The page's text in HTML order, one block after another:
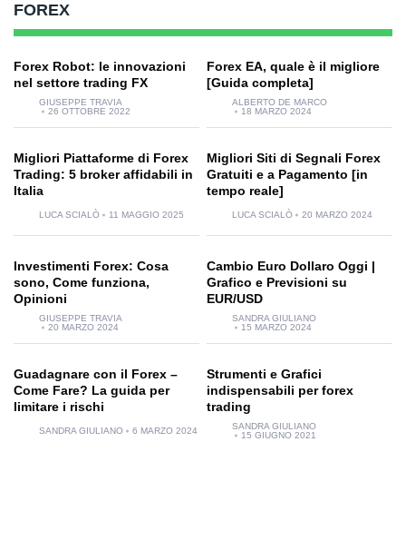
FOREX
Forex Robot: le innovazioni
nel settore trading FX
GIUSEPPE TRAVIA
26 OTTOBRE 2022
Forex EA, quale è il migliore
[Guida completa]
ALBERTO DE MARCO
18 MARZO 2024
Migliori Piattaforme di Forex
Trading: 5 broker affidabili in
Italia
LUCA SCIALÒ 11 MAGGIO 2025
Migliori Siti di Segnali Forex
Gratuiti e a Pagamento [in
tempo reale]
LUCA SCIALÒ 20 MARZO 2024
Investimenti Forex: Cosa
sono, Come funziona,
Opinioni
GIUSEPPE TRAVIA
20 MARZO 2024
Cambio Euro Dollaro Oggi |
Grafico e Previsioni su
EUR/USD
SANDRA GIULIANO
15 MARZO 2024
Guadagnare con il Forex –
Come Fare? La guida per
limitare i rischi
SANDRA GIULIANO 6 MARZO 2024
Strumenti e Grafici
indispensabili per forex
trading
SANDRA GIULIANO
15 GIUGNO 2021